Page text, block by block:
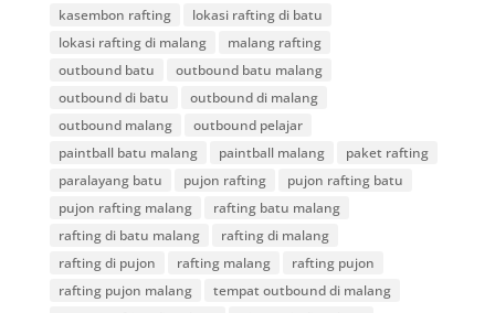
kasembon rafting
lokasi rafting di batu
lokasi rafting di malang
malang rafting
outbound batu
outbound batu malang
outbound di batu
outbound di malang
outbound malang
outbound pelajar
paintball batu malang
paintball malang
paket rafting
paralayang batu
pujon rafting
pujon rafting batu
pujon rafting malang
rafting batu malang
rafting di batu malang
rafting di malang
rafting di pujon
rafting malang
rafting pujon
rafting pujon malang
tempat outbound di malang